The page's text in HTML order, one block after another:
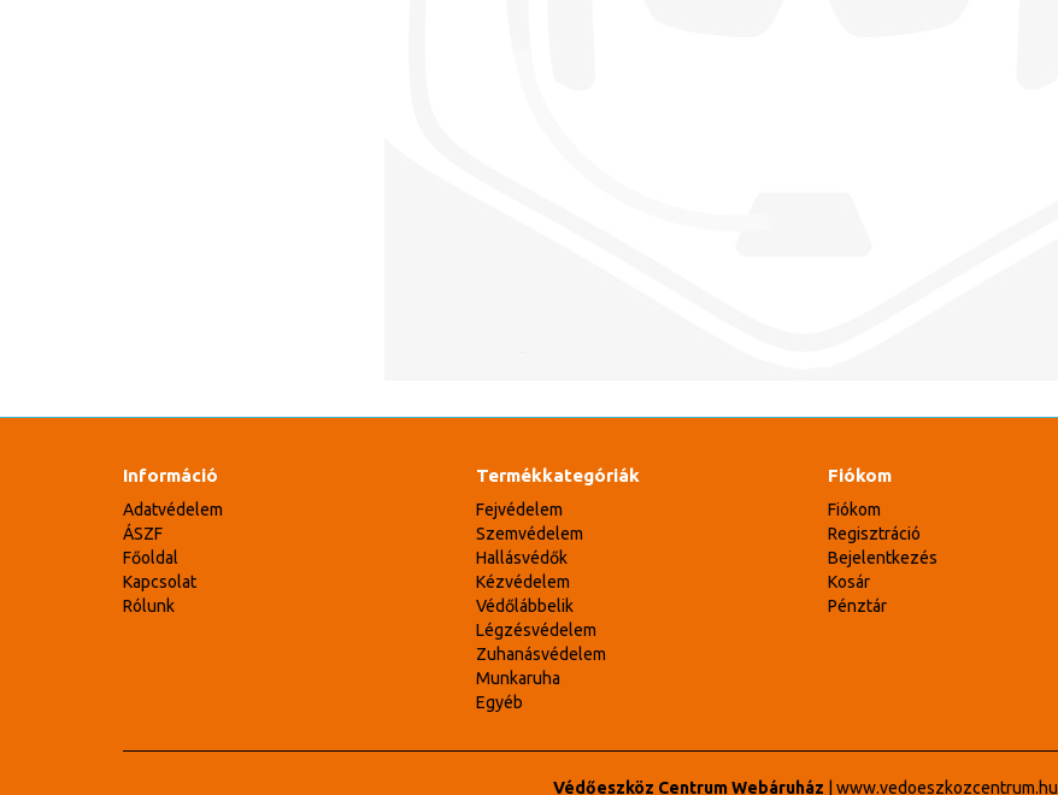
Információ
Adatvédelem
ÁSZF
Főoldal
Kapcsolat
Rólunk
Termékkategóriák
Fejvédelem
Szemvédelem
Hallásvédők
Kézvédelem
Védőlábbelik
Légzésvédelem
Zuhanásvédelem
Munkaruha
Egyéb
Fiókom
Fiókom
Regisztráció
Bejelentkezés
Kosár
Pénztár
Védőeszköz Centrum Webáruház www.vedoeszkozcentrum.hu